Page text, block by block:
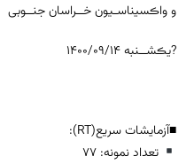
و واڪسیناسـیون خــراسان جنــوبی
?یڪشــنبه ۱۴۰۰/۰۹/۱۴
■آزمایشات سریع(RT):
تعداد نمونه: 77